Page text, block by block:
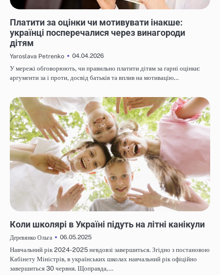
Платити за оцінки чи мотивувати інакше:
українці посперечалися через винагороди
дітям
Yaroslava Petrenko
04.04.2026
У мережі обговорюють, чи правильно платити дітям за гарні оцінки:
аргументи за і проти, досвід батьків та вплив на мотивацію…
Коли школярі в Україні підуть на літні канікули
Деревянко Ольга
06.05.2025
Навчальний рік 2024-2025 невдовзі завершиться. Згідно з постановою
Кабінету Міністрів, в українських школах навчальний рік офіційно
завершиться 30 червня. Щоправда,…